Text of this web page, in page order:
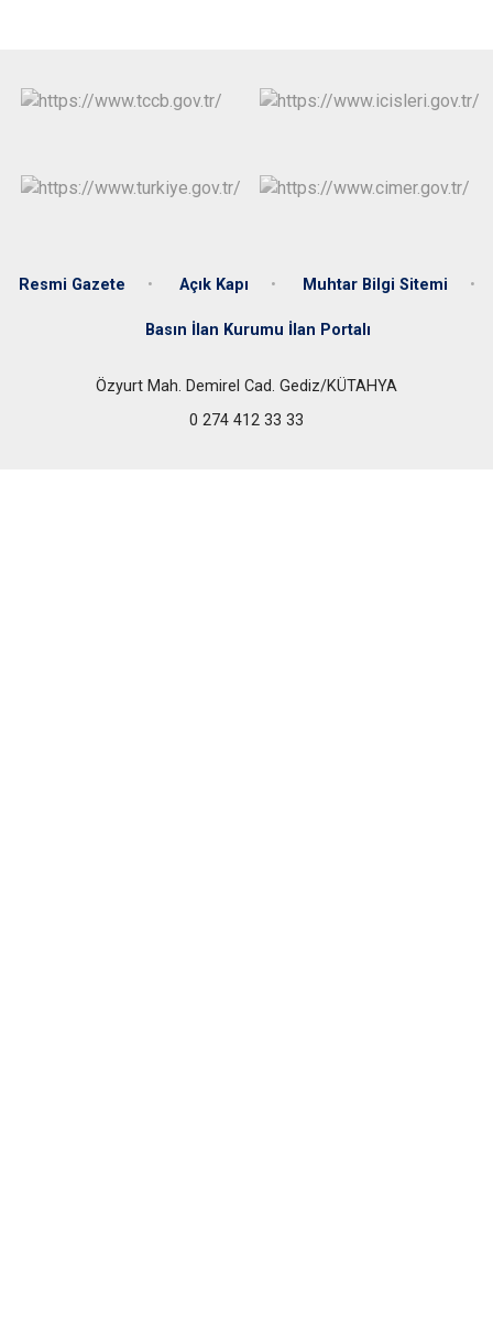
Resmi Gazete Açık Kapı Muhtar Bilgi Sitemi
Basın İlan Kurumu İlan Portalı
Özyurt Mah. Demirel Cad. Gediz/KÜTAHYA
0 274 412 33 33